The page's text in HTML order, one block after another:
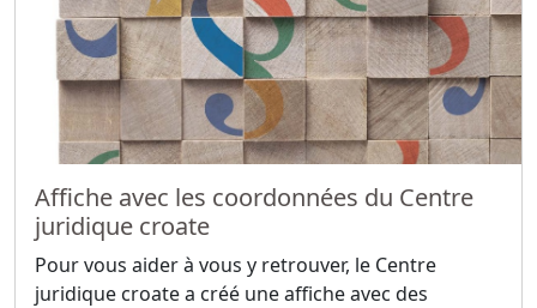
Affiche avec les coordonnées du Centre
juridique croate
Pour vous aider à vous y retrouver, le Centre
juridique croate a créé une affiche avec des